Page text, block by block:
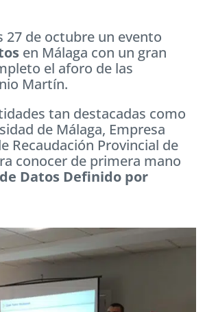
27 de octubre un evento
en Málaga con un gran
el aforo de las
Martín.
tan destacadas como
de Málaga, Empresa
Recaudación Provincial de
conocer de primera mano
Datos Definido por